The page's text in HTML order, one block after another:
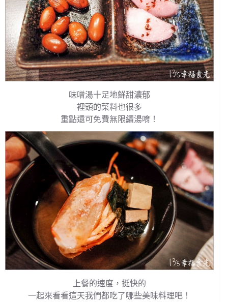
味噌湯十足地鮮甜濃郁
裡頭的菜料也很多
重點還可免費無限續湯唷！
上餐的速度，挺快的
一起來看看這天我們都吃了哪些美味料理吧！